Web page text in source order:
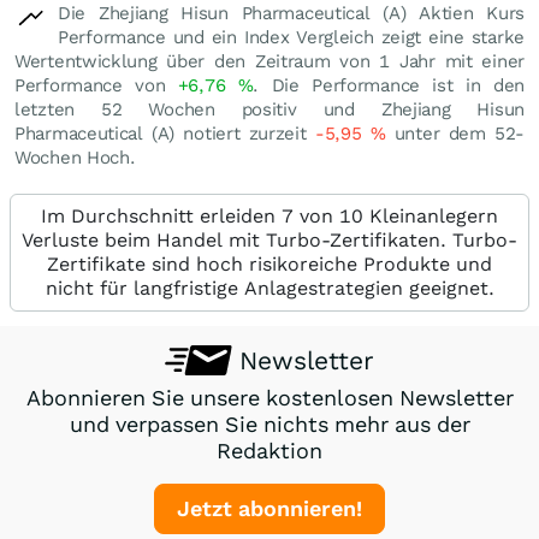
Die Zhejiang Hisun Pharmaceutical (A) Aktien Kurs
Performance und ein Index Vergleich zeigt eine starke
Wertentwicklung über den Zeitraum von 1 Jahr mit einer
Performance von +6,76 %. Die Performance ist in den
letzten 52 Wochen positiv und Zhejiang Hisun
Pharmaceutical (A) notiert zurzeit -5,95 %unter dem 52-
Wochen Hoch.
Im Durchschnitt erleiden 7 von 10 Kleinanlegern
Verluste beim Handel mit Turbo-Zertifikaten. Turbo-
Zertifikate sind hoch risikoreiche Produkte und
nicht für langfristige Anlagestrategien geeignet.
Newsletter
Abonnieren Sie unsere kostenlosen Newsletter
und verpassen Sie nichts mehr aus der
Redaktion
Jetzt abonnieren!